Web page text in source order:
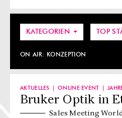
AKTUELLES ONLINE EVENT
Bruker Optik in
Sales Meeting
KATEGORIEN TOP
ON AIR: KONZEPTION